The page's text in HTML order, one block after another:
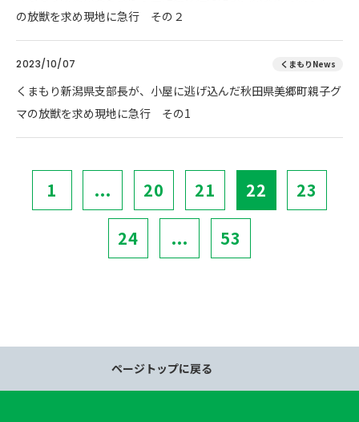
の放獣を求め現地に急行 その２
2023/10/07 くまもりNews
くまもり新潟県支部長が、小屋に逃げ込んだ秋田県美郷町親子グ
マの放獣を求め現地に急行 その1
1 ... 20 21 22 23
24 ... 53
ページトップに戻る